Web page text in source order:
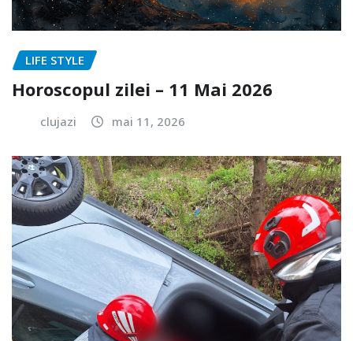
LIFE STYLE
Horoscopul zilei – 11 Mai 2026
clujazi mai 11, 2026